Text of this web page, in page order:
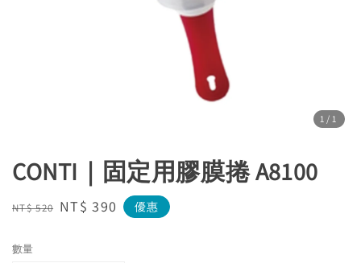
1 /1
CONTI｜固定用膠膜捲 A8100
Regular
NT$ 520 Sale
NT$ 390 優惠
數量